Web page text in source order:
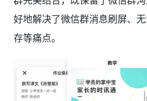
好地解决了微信群消息刷屏、
存等痛点。